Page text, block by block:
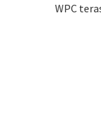
WPC